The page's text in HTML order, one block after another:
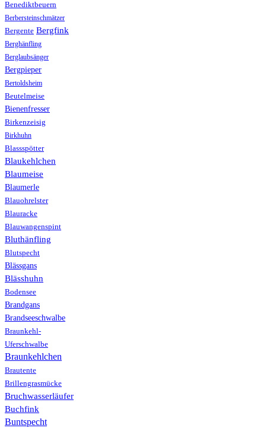
Benediktbeuern
Berbersteinschmätzer
Bergente Bergfink
Berghänfling
Berglaubsänger
Bergpieper
Bertoldsheim
Beutelmeise
Bienenfresser
Birkenzeisig
Birkhuhn
Blassspötter
Blaukehlchen
Blaumeise
Blaumerle
Blauohrelster
Blauracke
Blauwangenspint
Bluthänfling
Blutspecht
Blässgans
Blässhuhn
Bodensee
Brandgans
Brandseeschwalbe
Braunkehl-
Uferschwalbe
Braunkehlchen
Brautente
Brillengrasmücke
Bruchwasserläufer
Buchfink
Buntspecht